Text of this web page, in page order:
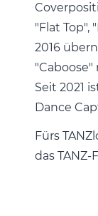
"Flat Top",
2016
Seit 2021
Dance
Fürs
das